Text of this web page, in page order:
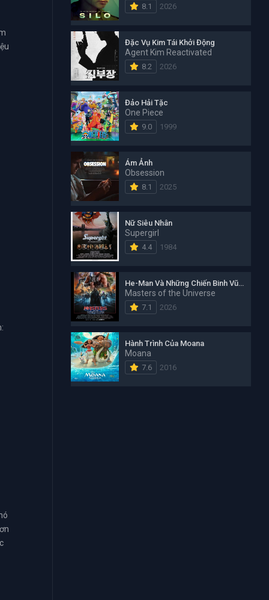
8.1 2026
Đặc Vụ Kim Tái Khởi Động
Agent Kim Reactivated
8.2 2026
Đảo Hải Tặc
One Piece
9.0 1999
Ám Ảnh
Obsession
8.1 2025
Nữ Siêu Nhân
Supergirl
4.4 1984
He-Man Và Những Chiến Binh Vũ Trụ
Masters of the Universe
7.1 2026
Hành Trình Của Moana
Moana
7.6 2016